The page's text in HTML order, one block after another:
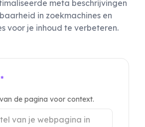
meta beschrijvingen
in zoekmachines en
voor je inhoud te verbeteren.
*
de pagina voor context.